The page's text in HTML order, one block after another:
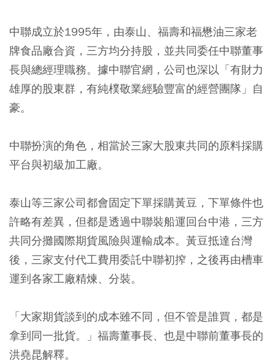
中聯成立於1995年，由泰山、福壽和福懋油三家老
牌食品廠合資，三方均分持股，並共同委任中聯董事
長與總經理職務。據中聯官網，公司也深以「有財力
雄厚的股東群，有純樸敬業經驗豐富的經營團隊」自
豪。
中聯扮演的角色，相當於三家大股東共同的原料採購
平台與初級加工廠。
泰山等三家公司都會固定下單採購黃豆，下單條件也
許略有差異，但都是透過中聯裝船運回台中港，三方
共同分攤國際期貨風險與運輸成本。黃豆抵達台灣
後，三家支付代工費用委託中聯初搾，之後再由槽車
運到各家工廠精煉、分裝。
「大家期貨談到的成本雖不同，但不管是誰買，都是
拿到同一批貨。」福壽董事長、也是中聯前董事長的
洪堯昆解釋。